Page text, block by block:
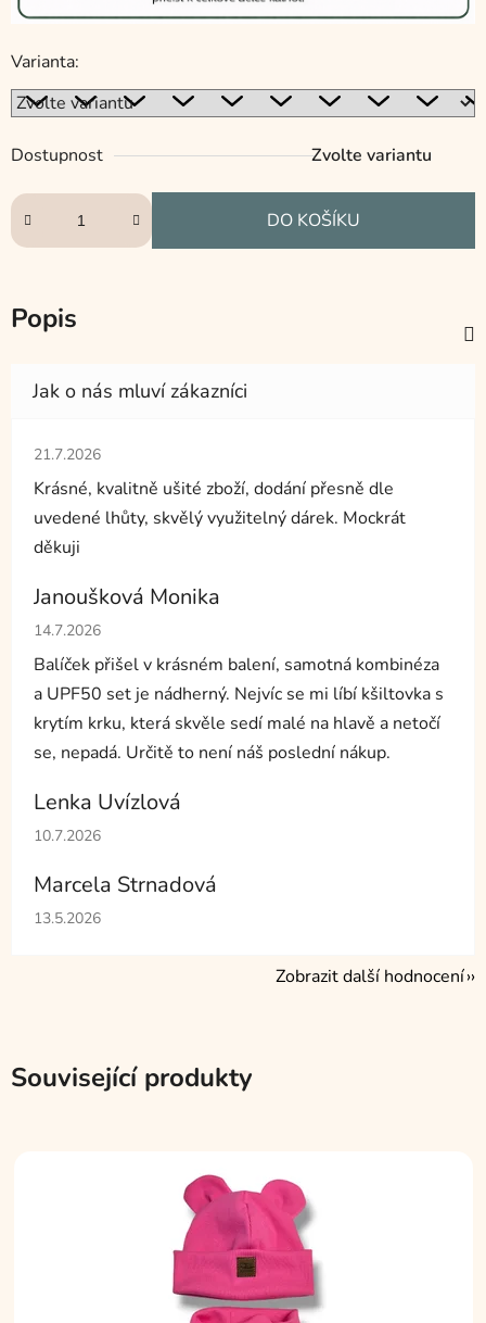
Varianta:
Dostupnost Zvolte variantu
DO KOŠÍKU
Popis
Hodnocení obchodu je 5 z 5 hvězdiček.
21.7.2026
Krásné, kvalitně ušité zboží, dodání přesně dle
uvedené lhůty, skvělý využitelný dárek. Mockrát
děkuji
Janoušková Monika
Hodnocení obchodu je 5 z 5 hvězdiček.
14.7.2026
Balíček přišel v krásném balení, samotná kombinéza
a UPF50 set je nádherný. Nejvíc se mi líbí kšiltovka s
krytím krku, která skvěle sedí malé na hlavě a netočí
se, nepadá. Určitě to není náš poslední nákup.
Lenka Uvízlová
Hodnocení obchodu je 5 z 5 hvězdiček.
10.7.2026
Marcela Strnadová
Hodnocení obchodu je 5 z 5 hvězdiček.
13.5.2026
Zobrazit další hodnocení
Související produkty